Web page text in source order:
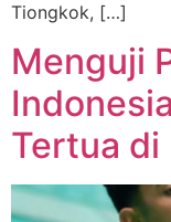
Tiongkok, […]
Menguji
Tertua di